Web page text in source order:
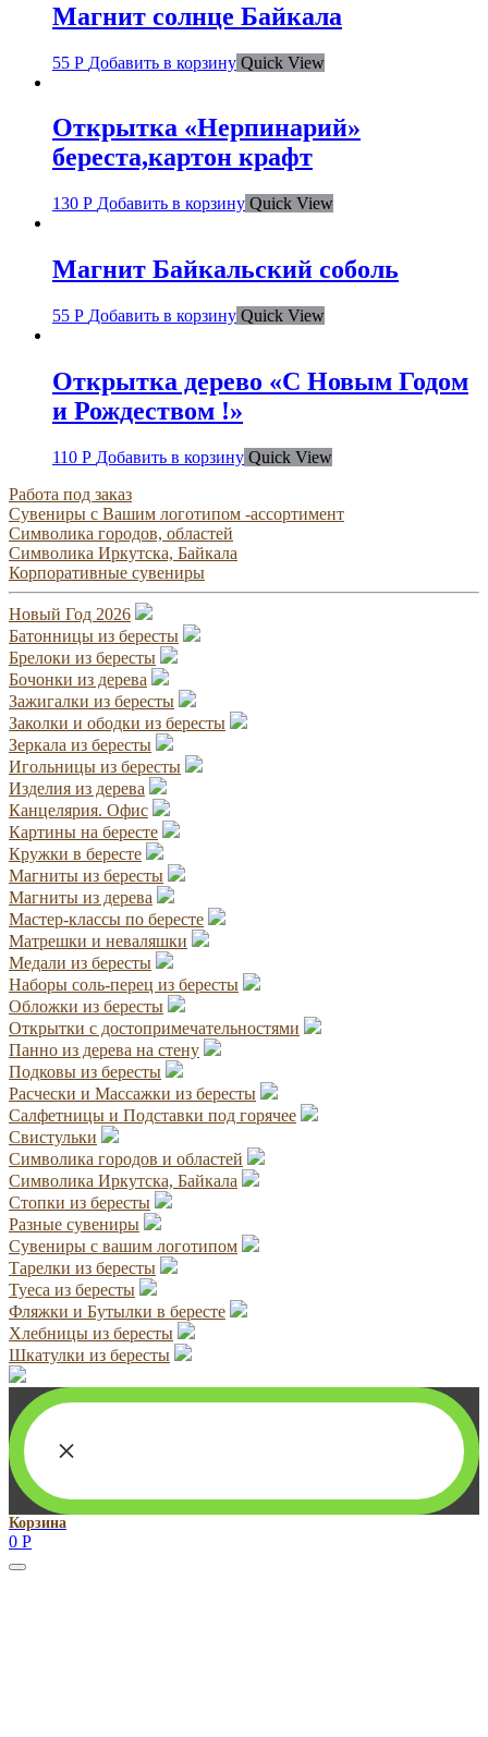
Магнит солнце Байкала
55 Р Добавить в корзину Quick View
Открытка «Нерпинарий»
береста,картон крафт
130 Р Добавить в корзину Quick View
Магнит Байкальский соболь
55 Р Добавить в корзину Quick View
Открытка дерево «С Новым Годом
и Рождеством !»
110 Р Добавить в корзину Quick View
Работа под заказ
Сувениры с Вашим логотипом -ассортимент
Символика городов, областей
Символика Иркутска, Байкала
Корпоративные сувениры
Новый Год 2026
Батонницы из бересты
Брелоки из бересты
Бочонки из дерева
Зажигалки из бересты
Заколки и ободки из бересты
Зеркала из бересты
Игольницы из бересты
Изделия из дерева
Канцелярия. Офис
Картины на бересте
Кружки в бересте
Магниты из бересты
Магниты из дерева
Мастер-классы по бересте
Матрешки и неваляшки
Медали из бересты
Наборы соль-перец из бересты
Обложки из бересты
Открытки с достопримечательностями
Панно из дерева на стену
Подковы из бересты
Расчески и Массажки из бересты
Салфетницы и Подставки под горячее
Свистульки
Символика городов и областей
Символика Иркутска, Байкала
Стопки из бересты
Разные сувениры
Сувениры с вашим логотипом
Тарелки из бересты
Туеса из бересты
Фляжки и Бутылки в бересте
Хлебницы из бересты
Шкатулки из бересты
×
Корзина
0 Р